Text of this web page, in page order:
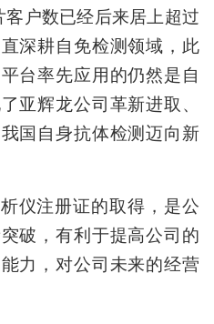
客户数已经后来居上超过
深耕自免检测领域，此
台率先应用的仍然是自
亚辉龙公司革新进取、
国自身抗体检测迈向新
仪注册证的取得，是公
破，有利于提高公司的
力，对公司未来的经营